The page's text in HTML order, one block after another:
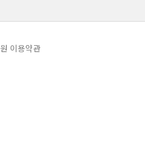
용신청자에게 통보할 수 없는 경우는 예외
이용약관